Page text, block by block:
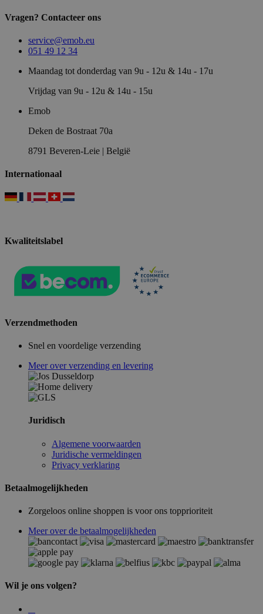
Vragen? Contacteer ons
service@emob.eu
051 49 12 34
Maandag tot donderdag van 9u - 12u & 14u - 17u
Vrijdag van 9u - 12u & 14u - 15u
Emob
Deken de Bostraat 70a
8791 Beveren-Leie | België
Internationaal
Kwaliteitslabel
Verzendmethoden
Snel en voordelige verzending
Meer over verzending en levering
Juridisch
Algemene voorwaarden
Juridische vermeldingen
Privacy verklaring
Betaalmogelijkheden
Zorgeloos online shoppen is voor ons topprioriteit
Meer over de betaalmogelijkheden
Wil je ons volgen?